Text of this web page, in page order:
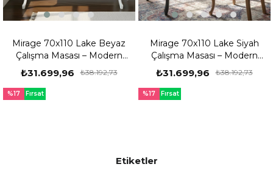
Mirage 70x110 Lake Siyah
Çalışma Masası – Modern
Country Rustik Tasarım, Ev
ve Ofis İçin Şık Çalışma
₺31.699,96 ₺38.192,73
%17
Mirage 70x110 Ceviz
Çalışma Masası –
Country Rustik
ve Ofis İçin Şık
₺31.699,96
%17
Etiketler